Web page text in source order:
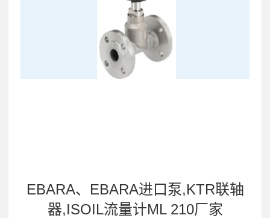
EBARA、EBARA进口泵,KTR联轴
器,ISOIL流量计ML 210厂家